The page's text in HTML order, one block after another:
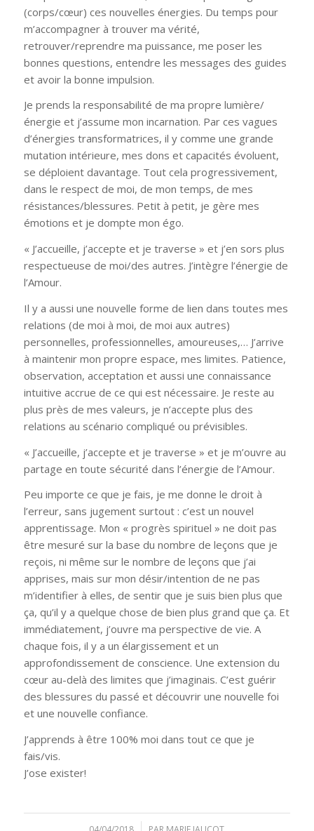
(corps/cœur) ces nouvelles énergies. Du temps pour
m’accompagner à trouver ma vérité,
retrouver/reprendre ma puissance, me poser les
bonnes questions, entendre les messages des guides
et avoir la bonne impulsion.
Je prends la responsabilité de ma propre lumière/
énergie et j’assume mon incarnation. Par ces vagues
d’énergies transformatrices, il y comme une grande
mutation intérieure, mes dons et capacités évoluent,
se déploient davantage. Tout cela progressivement,
dans le respect de moi, de mon temps, de mes
résistances/blessures. Petit à petit, je gère mes
émotions et je dompte mon égo.
« J’accueille, j’accepte et je traverse » et j’en sors plus
respectueuse de moi/des autres. J’intègre l’énergie de
l’Amour.
Il y a aussi une nouvelle forme de lien dans toutes mes
relations (de moi à moi, de moi aux autres)
personnelles, professionnelles, amoureuses,… J’arrive
à maintenir mon propre espace, mes limites. Patience,
observation, acceptation et aussi une connaissance
intuitive accrue de ce qui est nécessaire. Je reste au
plus près de mes valeurs, je n’accepte plus des
relations au scénario compliqué ou prévisibles.
« J’accueille, j’accepte et je traverse » et je m’ouvre au
partage en toute sécurité dans l’énergie de l’Amour.
Peu importe ce que je fais, je me donne le droit à
l’erreur, sans jugement surtout : c’est un nouvel
apprentissage. Mon « progrès spirituel » ne doit pas
être mesuré sur la base du nombre de leçons que je
reçois, ni même sur le nombre de leçons que j’ai
apprises, mais sur mon désir/intention de ne pas
m’identifier à elles, de sentir que je suis bien plus que
ça, qu’il y a quelque chose de bien plus grand que ça. Et
immédiatement, j’ouvre ma perspective de vie. A
chaque fois, il y a un élargissement et un
approfondissement de conscience. Une extension du
cœur au-delà des limites que j’imaginais. C’est guérir
des blessures du passé et découvrir une nouvelle foi
et une nouvelle confiance.
J’apprends à être 100% moi dans tout ce que je
fais/vis.
J’ose exister!